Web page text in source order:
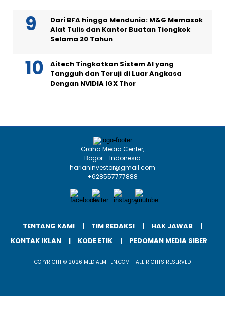
Dari BFA hingga Mendunia: M&G Memasok
Alat Tulis dan Kantor Buatan Tiongkok
Selama 20 Tahun
Aitech Tingkatkan Sistem AI yang
Tangguh dan Teruji di Luar Angkasa
Dengan NVIDIA IGX Thor
Graha Media Center,
Bogor - Indonesia
harianinvestor@gmail.com
+628557777888
TENTANG KAMI TIM REDAKSI
HAK JAWAB
KONTAK IKLAN
KODE ETIK PEDOMAN MEDIA SIBER
COPYRIGHT © 2026 MEDIAEMITEN.COM - ALL RIGHTS RESERVED